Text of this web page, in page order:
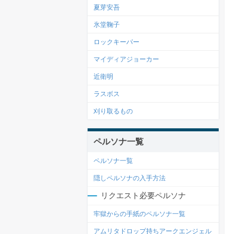
夏芽安吾
氷堂鞠子
ロックキーパー
マイディアジョーカー
近衛明
ラスボス
刈り取るもの
ペルソナ一覧
ペルソナ一覧
隠しペルソナの入手方法
リクエスト必要ペルソナ
牢獄からの手紙のペルソナ一覧
アムリタドロップ持ちアークエンジェル